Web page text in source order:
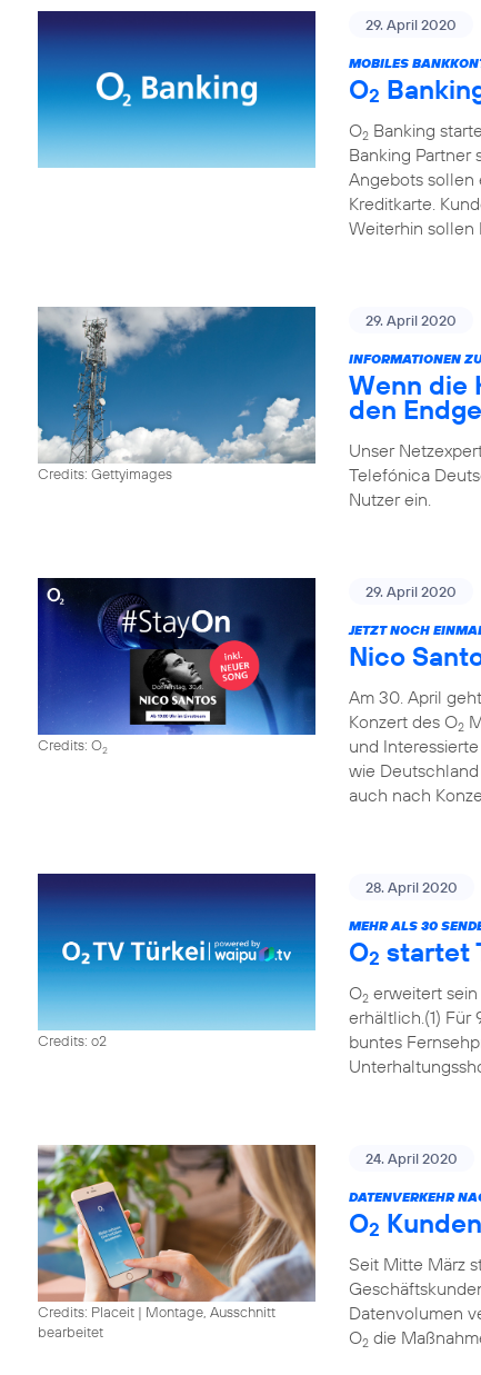
29. April 2020
MOBILES
O2
O2 Banking
Banking Partner
Angebots sollen
Kreditkarte.
Weiterhin sollen
Credits: Gettyimages
29. April 2020
INFORMATIONEN
Wenn die
den
Unser
Telefónica
Nutzer ein.
Credits: O2
29. April 2020
JETZT NOCH
Nico
Am 30. April
Konzert des O2
und
wie
auch nach
Credits: o2
28. April 2020
MEHR ALS 30
O2 startet
O2 erweitert
erhältlich.(1) Für
buntes
Credits: Placeit | Montage, Ausschnitt
bearbeitet
24. April 2020
DATENVERKEHR
O2
Seit Mitte März
Datenvolumen
O2 die